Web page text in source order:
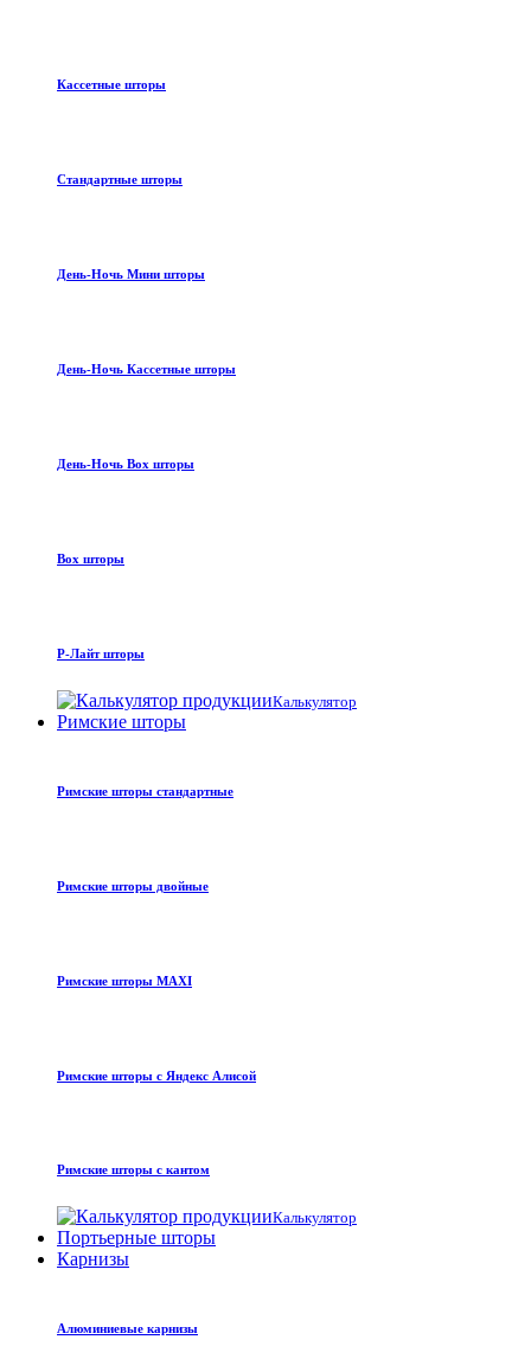
Кассетные шторы
Стандартные шторы
День-Ночь Мини шторы
День-Ночь Кассетные шторы
День-Ночь Box шторы
Box шторы
Р-Лайт шторы
Калькулятор
Римские шторы
Римские шторы стандартные
Римские шторы двойные
Римские шторы MAXI
Римские шторы с Яндекс Алисой
Римские шторы с кантом
Калькулятор
Портьерные шторы
Карнизы
Алюминиевые карнизы